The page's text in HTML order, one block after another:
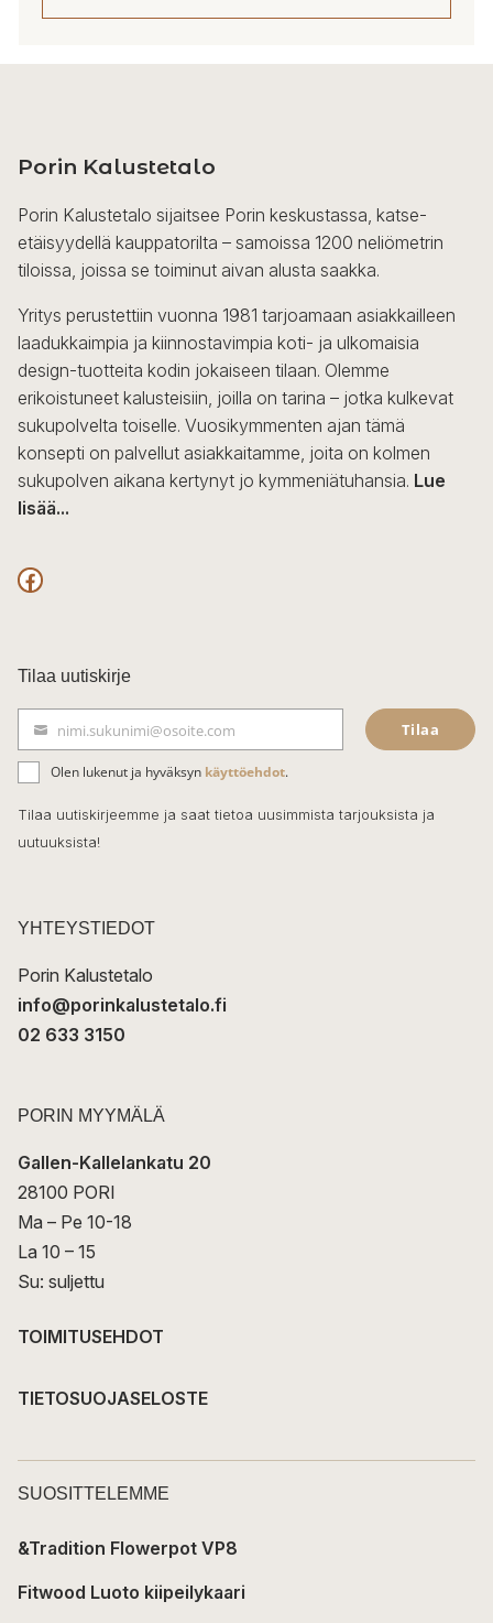
7
muunnelma.
tehdä
valinnat
tuotteen
sivulla.
Porin Kalustetalo
Porin Kalustetalo sijaitsee Porin keskustassa, katse-
etäisyydellä kauppatorilta – samoissa 1200 neliömetrin
tiloissa, joissa se toiminut aivan alusta saakka.
Yritys perustettiin vuonna 1981 tarjoamaan asiakkailleen
laadukkaimpia ja kiinnostavimpia koti- ja ulkomaisia
design-tuotteita kodin jokaiseen tilaan. Olemme
erikoistuneet kalusteisiin, joilla on tarina – jotka kulkevat
sukupolvelta toiselle. Vuosikymmenten ajan tämä
konsepti on palvellut asiakkaitamme, joita on kolmen
sukupolven aikana kertynyt jo kymmeniätuhansia. Lue
lisää...
F
c
e
b
o
o
k
Tilaa uutiskirje
ä
h
k
p
t
nimi.sukunimi@osoite.com Tilaa
Olen lukenut ja hyväksyn käyttöehdot.
Tilaa uutiskirjeemme ja saat tietoa uusimmista tarjouksista ja
uutuuksista!
YHTEYSTIEDOT
Porin Kalustetalo
info@porinkalustetalo.fi
02 633 3150
PORIN MYYMÄLÄ
Gallen-Kallelankatu 20
28100 PORI
Ma – Pe 10-18
La 10 – 15
Su: suljettu
TOIMITUSEHDOT
TIETOSUOJASELOSTE
SUOSITTELEMME
&Tradition Flowerpot VP8
Fitwood Luoto kiipeilykaari